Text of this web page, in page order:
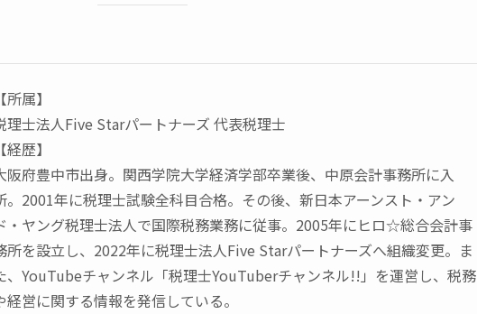
【所属】
理士法人Five Starパートナーズ 代表税理士
【経歴】
阪府豊中市出身。関西学院大学経済学部卒業後、中原会計事務所に入
。2001年に税理士試験全科目合格。その後、新日本アーンスト・アン
・ヤング税理士法人で国際税務業務に従事。2005年にヒロ☆総合会計事
所を設立し、2022年に税理士法人Five Starパートナーズへ組織変更。ま
、YouTubeチャンネル「税理士YouTuberチャンネル!!」を運営し、税務
経営に関する情報を発信している。